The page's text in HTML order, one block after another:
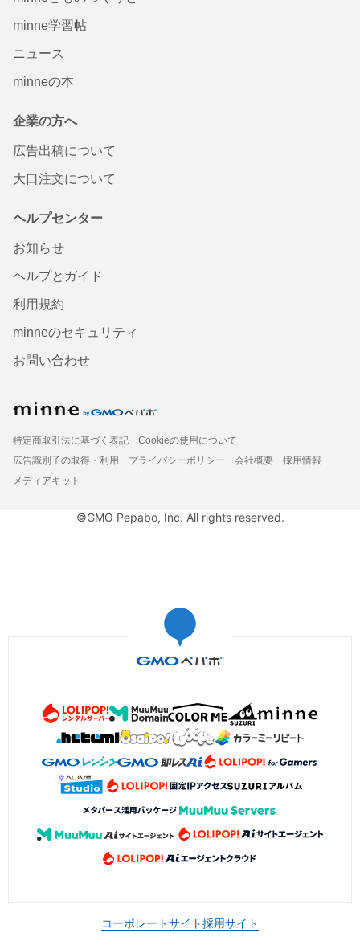
minne学習帖
ニュース
minneの本
企業の方へ
広告出稿について
大口注文について
ヘルプセンター
お知らせ
ヘルプとガイド
利用規約
minneのセキュリティ
お問い合わせ
特定商取引法に基づく表記
Cookieの使用について
広告識別子の取得・利用
プライバシーポリシー 会社概要
採用情報
メディアキット
©GMO Pepabo, Inc. All rights reserved.
コーポレートサイト採用サイト